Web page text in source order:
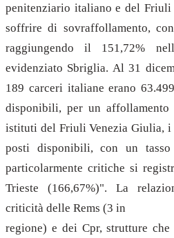
penitenziario italiano e del Friuli
soffrire di sovraffollamento,
raggiungendo il 151,72%
evidenziato Sbriglia. Al 31
189 carceri italiane erano
disponibili, per un
istituti del Friuli Venezia Giulia, i
posti disponibili, con un tasso
particolarmente critiche si
Trieste (166,67%)". La
criticità delle Rems (3 in
regione) e dei Cpr, strutture che